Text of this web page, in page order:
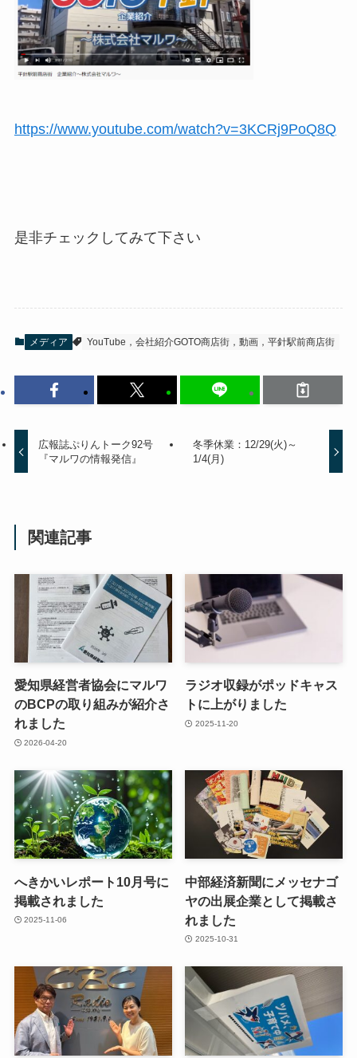
https://www.youtube.com/watch?v=3KCRj9PoQ8Q
是非チェックしてみて下さい
メディア YouTube，会社紹介GOTO商店街，動画，平針駅前商店街
広報誌ぷりんトーク92号
『マルワの情報発信』
冬季休業：12/29(火)～
1/4(月)
関連記事
愛知県経営者協会にマルワ
のBCPの取り組みが紹介さ
れました
2026-04-20
ラジオ収録がポッドキャス
トに上がりました
2025-11-20
へきかいレポート10月号に
掲載されました
2025-11-06
中部経済新聞にメッセナゴ
ヤの出展企業として掲載さ
れました
2025-10-31